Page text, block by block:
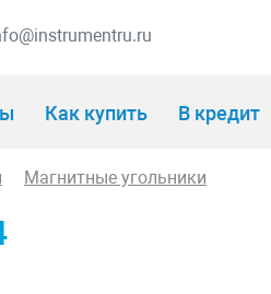
Как купить В кредит
Магнитные угольники